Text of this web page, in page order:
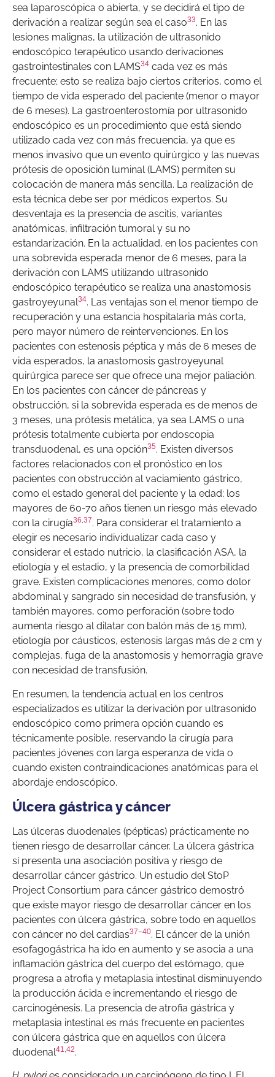
sea laparoscópica o abierta, y se decidirá el tipo de
derivación a realizar según sea el caso33. En las
lesiones malignas, la utilización de ultrasonido
endoscópico terapéutico usando derivaciones
gastrointestinales con LAMS34 cada vez es más
frecuente; esto se realiza bajo ciertos criterios, como el
tiempo de vida esperado del paciente (menor o mayor
de 6 meses). La gastroenterostomía por ultrasonido
endoscópico es un procedimiento que está siendo
utilizado cada vez con más frecuencia, ya que es
menos invasivo que un evento quirúrgico y las nuevas
prótesis de oposición luminal (LAMS) permiten su
colocación de manera más sencilla. La realización de
esta técnica debe ser por médicos expertos. Su
desventaja es la presencia de ascitis, variantes
anatómicas, infiltración tumoral y su no
estandarización. En la actualidad, en los pacientes con
una sobrevida esperada menor de 6 meses, para la
derivación con LAMS utilizando ultrasonido
endoscópico terapéutico se realiza una anastomosis
gastroyeyunal34. Las ventajas son el menor tiempo de
recuperación y una estancia hospitalaria más corta,
pero mayor número de reintervenciones. En los
pacientes con estenosis péptica y más de 6 meses de
vida esperados, la anastomosis gastroyeyunal
quirúrgica parece ser que ofrece una mejor paliación.
En los pacientes con cáncer de páncreas y
obstrucción, si la sobrevida esperada es de menos de
3 meses, una prótesis metálica, ya sea LAMS o una
prótesis totalmente cubierta por endoscopia
transduodenal, es una opción35. Existen diversos
factores relacionados con el pronóstico en los
pacientes con obstrucción al vaciamiento gástrico,
como el estado general del paciente y la edad; los
mayores de 60-70 años tienen un riesgo más elevado
con la cirugía36,37. Para considerar el tratamiento a
elegir es necesario individualizar cada caso y
considerar el estado nutricio, la clasificación ASA, la
etiología y el estadio, y la presencia de comorbilidad
grave. Existen complicaciones menores, como dolor
abdominal y sangrado sin necesidad de transfusión, y
también mayores, como perforación (sobre todo
aumenta riesgo al dilatar con balón más de 15 mm),
etiología por cáusticos, estenosis largas más de 2 cm y
complejas, fuga de la anastomosis y hemorragia grave
con necesidad de transfusión.
En resumen, la tendencia actual en los centros
especializados es utilizar la derivación por ultrasonido
endoscópico como primera opción cuando es
técnicamente posible, reservando la cirugía para
pacientes jóvenes con larga esperanza de vida o
cuando existen contraindicaciones anatómicas para el
abordaje endoscópico.
Úlcera gástrica y cáncer
Las úlceras duodenales (pépticas) prácticamente no
tienen riesgo de desarrollar cáncer. La úlcera gástrica
sí presenta una asociación positiva y riesgo de
desarrollar cáncer gástrico. Un estudio del StoP
Project Consortium para cáncer gástrico demostró
que existe mayor riesgo de desarrollar cáncer en los
pacientes con úlcera gástrica, sobre todo en aquellos
con cáncer no del cardias37–40. El cáncer de la unión
esofagogástrica ha ido en aumento y se asocia a una
inflamación gástrica del cuerpo del estómago, que
progresa a atrofia y metaplasia intestinal disminuyendo
la producción ácida e incrementando el riesgo de
carcinogénesis. La presencia de atrofia gástrica y
metaplasia intestinal es más frecuente en pacientes
con úlcera gástrica que en aquellos con úlcera
duodenal41,42.